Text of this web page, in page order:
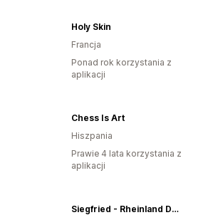
Holy Skin
Francja
Ponad rok korzystania z
aplikacji
Chess Is Art
Hiszpania
Prawie 4 lata korzystania z
aplikacji
Siegfried - Rheinland Distillers